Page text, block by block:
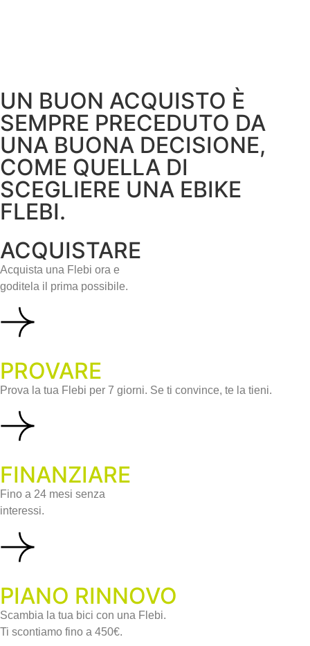
UN BUON ACQUISTO È
SEMPRE PRECEDUTO DA
UNA BUONA DECISIONE,
COME QUELLA DI
SCEGLIERE UNA EBIKE
FLEBI.
ACQUISTARE
Acquista una Flebi ora e
goditela il prima possibile.
PROVARE
Prova la tua Flebi per 7 giorni. Se ti convince, te la tieni.
FINANZIARE
Fino a 24 mesi senza
interessi.
PIANO RINNOVO
Scambia la tua bici con una Flebi.
Ti scontiamo fino a 450€.